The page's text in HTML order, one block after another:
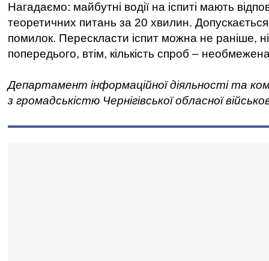
Нагадаємо: майбутні водії на іспиті мають
теоретичних питань за 20 хвилин.
помилок. Перескласти іспит можна не раніше,
попередього, втім, кількість спроб –
Департамент інформаційної діяльності та
з громадськістю Чернігівської обласної